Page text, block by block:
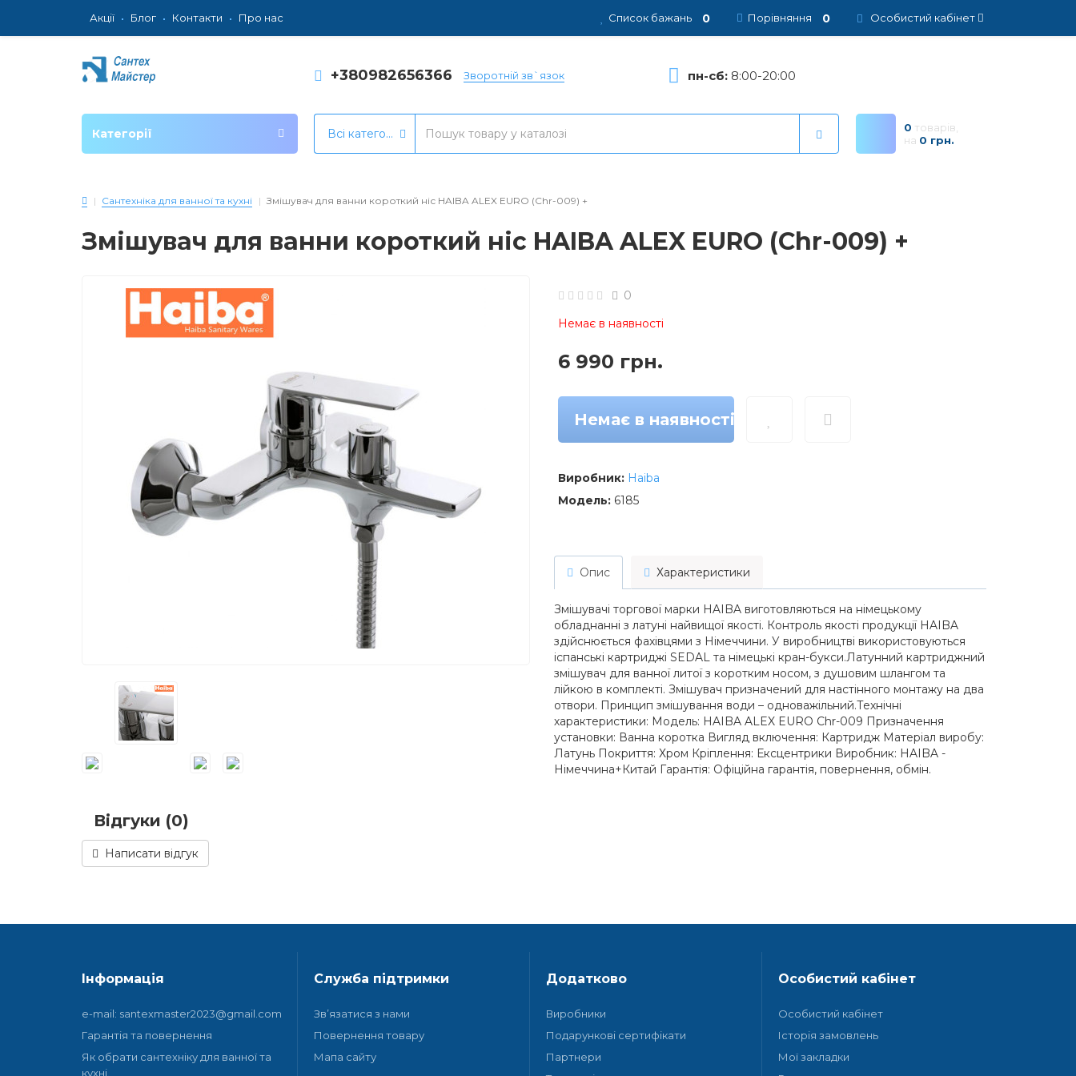
Акції Блог Контакти Про нас Особистий кабінет
Список бажань 0 Порівняння 0
+380982656366 Зворотній зв`язок пн-сб:8:00-20:00
Всі категорії 0 товарів,
на 0 грн.
Категорії
Сантехніка для ванної та кухні Змішувач для ванни короткий ніс HAIBA ALEX EURO (Chr-009) +
Змішувач для ванни короткий ніс HAIBA ALEX EURO (Chr-009) +
0
Немає в наявності
6 990 грн.
Немає в наявності
Виробник: Haiba
Модель: 6185
Опис Характеристики
Змішувачі торгової марки HAIBA виготовляються на німецькому
обладнанні з латуні найвищої якості. Контроль якості продукції HAIBA
здійснюється фахівцями з Німеччини. У виробництві використовуються
іспанські картриджі SEDAL та німецькі кран-букси.Латунний картриджний
змішувач для ванної литої з коротким носом, з душовим шлангом та
лійкою в комплекті. Змішувач призначений для настінного монтажу на два
отвори. Принцип змішування води – одноважільний.Технічні
характеристики: Модель: HAIBA ALEX EURO Chr-009 Призначення
установки: Ванна коротка Вигляд включення: Картридж Матеріал виробу:
Латунь Покриття: Хром Кріплення: Ексцентрики Виробник: HAIBA -
Німеччина+Китай Гарантія: Офіційна гарантія, повернення, обмін.
Відгуки (0)
Написати відгук
Інформація
e-mail: santexmaster2023@gmail.com
Гарантія та повернення
Як обрати сантехніку для ванної та
кухні.
Служба підтримки
Зв’язатися з нами
Повернення товару
Мапа сайту
Додатково
Виробники
Подарункові сертифікати
Партнери
Особистий кабінет
Особистий кабінет
Історія замовлень
Мої закладки